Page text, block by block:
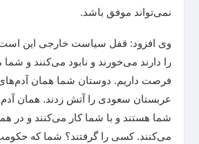
نمی‌تواند موفق باشد.‌
وی افزود: قفل سیاست خارجی این است
را دارند می‌خورند و نابود می‌کنند و شما
فرصت داریم. دوستان شما همان
عربستان سعودی را آتش زدند. همان
شما هستند و با شما کار می‌کنند و در
می‌کنند. کسی را گرفتند؟ شما که